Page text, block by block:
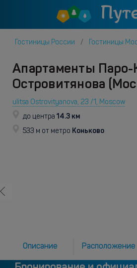
Гостиницы России Гостиницы
Апартаменты Паро-
Островитянова
ulitsa Ostrovityanova, 23 /1, Moscow
до центра 14.3 км
533 м от метро Коньково
Описание Расположение